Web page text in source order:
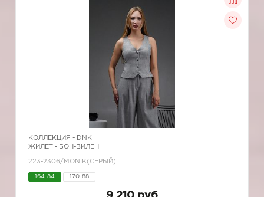
КОЛЛЕКЦИЯ - DNK
ЖИЛЕТ - БОН-ВИЛЕН
223-2306/MONIK(СЕРЫЙ)
164-84 170-88